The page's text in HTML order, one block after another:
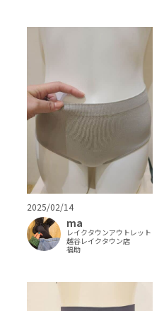
2025/02/14
ma
レイクタウンアウトレット
越谷レイクタウン店
福助